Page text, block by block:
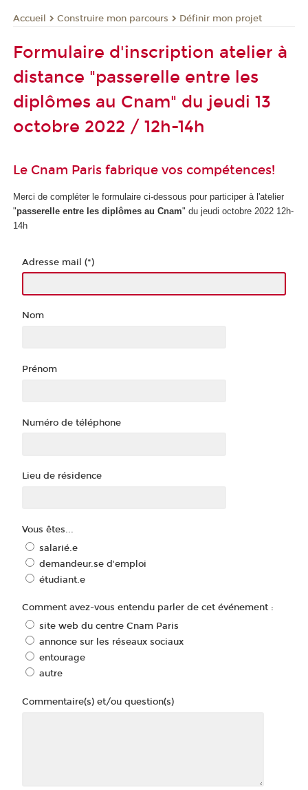
Accueil Construire mon parcours Définir mon projet
Formulaire d'inscription atelier à
distance "passerelle entre les
diplômes au Cnam" du jeudi 13
octobre 2022 / 12h-14h
Le Cnam Paris fabrique vos compétences!
Merci de compléter le formulaire ci-dessous pour participer à l'atelier
"passerelle entre les diplômes au Cnam" du jeudi octobre 2022 12h-
14h
Adresse mail (*)
Nom
Prénom
Numéro de téléphone
Lieu de résidence
Vous êtes...
salarié.e
demandeur.se d'emploi
étudiant.e
Comment avez-vous entendu parler de cet événement :
site web du centre Cnam Paris
annonce sur les réseaux sociaux
entourage
autre
Commentaire(s) et/ou question(s)